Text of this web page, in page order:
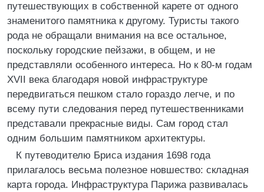
путешествующих в собственной карете от одного
знаменитого памятника к другому. Туристы такого
рода не обращали внимания на все остальное,
поскольку городские пейзажи, в общем, и не
представляли особенного интереса. Но к 80-м годам
XVII века благодаря новой инфраструктуре
передвигаться пешком стало гораздо легче, и по
всему пути следования перед путешественниками
представали прекрасные виды. Сам город стал
одним большим памятником архитектуры.
К путеводителю Бриса издания 1698 года
прилагалось весьма полезное новшество: складная
карта города. Инфраструктура Парижа развивалась